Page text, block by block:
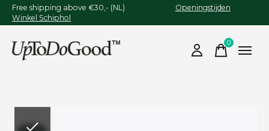
Free shipping above €30,- (NL) Openingstijden
Winkel Schiphol
0items